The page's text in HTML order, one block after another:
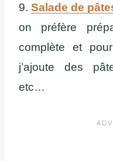
9. Salade de
on préfère
complète et
j’ajoute des
etc…